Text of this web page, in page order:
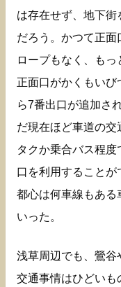
は存在せず、地下
だろう。かつて正面
ロープもなく、も
正面口がかくもい
ら7番出口が追加さ
だ現在ほど車道の交
タクか乗合バス程
口を利用することが
都心は何車線もある
いった。
浅草周辺でも、鶯谷
交通事情はひどいも